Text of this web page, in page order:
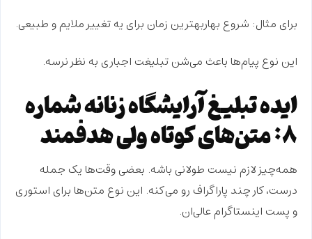
برای مثال: شروع بهاربهترین زمان برای یه تغییر ملایم و طبیعی.
این نوع پیام‌ها باعث می‌شن تبلیغت اجباری به نظر نرسه.
ایده تبلیغ آرایشگاه زنانه شماره
۸: متن‌های کوتاه ولی هدفمند
همه‌چیز لازم نیست طولانی باشه. بعضی وقت‌ها یک جمله
درست، کار چند پاراگراف رو می‌کنه. این نوع متن‌ها برای استوری
و پست اینستاگرام عالی‌ان.